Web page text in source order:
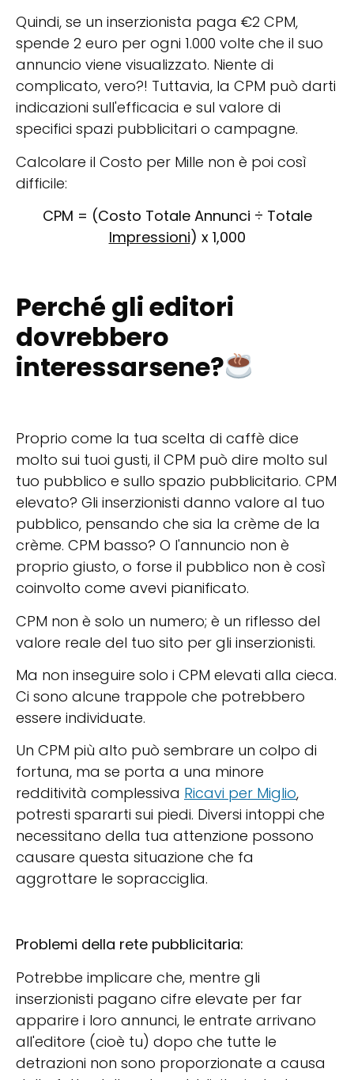
Quindi, se un inserzionista paga €2 CPM,
spende 2 euro per ogni 1.000 volte che il suo
annuncio viene visualizzato. Niente di
complicato, vero?! Tuttavia, la CPM può darti
indicazioni sull'efficacia e sul valore di
specifici spazi pubblicitari o campagne.
Calcolare il Costo per Mille non è poi così
difficile:
CPM = (Costo Totale Annunci ÷ Totale
Impressioni) x 1,000
Perché gli editori
dovrebbero
interessarsene?
Proprio come la tua scelta di caffè dice
molto sui tuoi gusti, il CPM può dire molto sul
tuo pubblico e sullo spazio pubblicitario. CPM
elevato? Gli inserzionisti danno valore al tuo
pubblico, pensando che sia la crème de la
crème. CPM basso? O l'annuncio non è
proprio giusto, o forse il pubblico non è così
coinvolto come avevi pianificato.
CPM non è solo un numero; è un riflesso del
valore reale del tuo sito per gli inserzionisti.
Ma non inseguire solo i CPM elevati alla cieca.
Ci sono alcune trappole che potrebbero
essere individuate.
Un CPM più alto può sembrare un colpo di
fortuna, ma se porta a una minore
redditività complessiva Ricavi per Miglio,
potresti spararti sui piedi. Diversi intoppi che
necessitano della tua attenzione possono
causare questa situazione che fa
aggrottare le sopracciglia.
Problemi della rete pubblicitaria:
Potrebbe implicare che, mentre gli
inserzionisti pagano cifre elevate per far
apparire i loro annunci, le entrate arrivano
all'editore (cioè tu) dopo che tutte le
detrazioni non sono proporzionate a causa